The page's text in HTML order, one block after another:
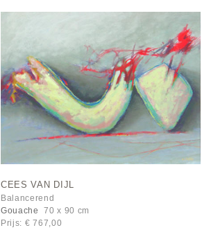
CEES VAN DIJL
Balancerend
Gouache
70 x 90 cm
Prijs: € 767,00